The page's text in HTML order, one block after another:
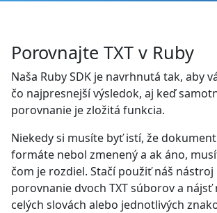
Porovnajte TXT v Ruby
Naša Ruby SDK je navrhnutá tak, aby
čo najpresnejší výsledok, aj keď
porovnanie je zložitá funkcia.
Niekedy si musíte byť istí, že dokument
formáte nebol zmenený a ak áno,
čom je rozdiel. Stačí použiť náš nástroj
porovnanie dvoch TXT súborov a nájsť
celých slovách alebo jednotlivých